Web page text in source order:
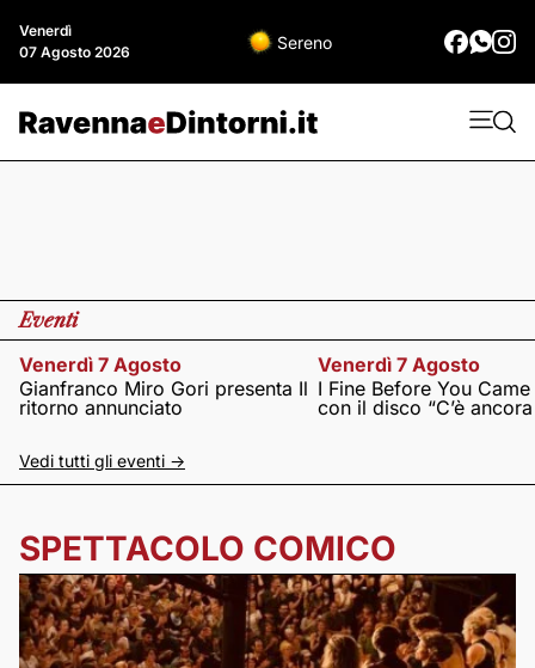
Venerdì
07 Agosto 2026
Sereno
Eventi
Venerdì 7 Agosto
Gianfranco Miro Gori presenta Il
ritorno annunciato
Venerdì 7 Agosto
I Fine Before You
con il disco “C’è
Vedi tutti gli eventi ->
SPETTACOLO COMICO